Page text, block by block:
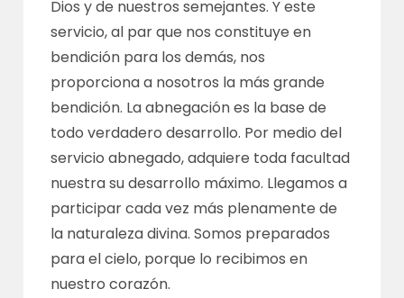
Dios y de nuestros semejantes. Y este
servicio, al par que nos constituye en
bendición para los demás, nos
proporciona a nosotros la más grande
bendición. La abnegación es la base de
todo verdadero desarrollo. Por medio del
servicio abnegado, adquiere toda facultad
nuestra su desarrollo máximo. Llegamos a
participar cada vez más plenamente de
la naturaleza divina. Somos preparados
para el cielo, porque lo recibimos en
nuestro corazón.